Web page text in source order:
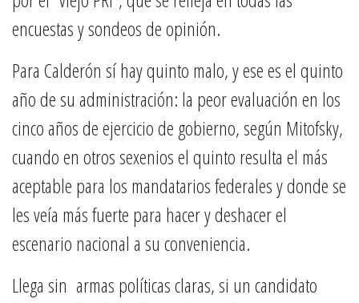
encuestas y sondeos de opinión.
Para Calderón sí hay quinto malo, y ese es el quinto
año de su administración: la peor evaluación en los
cinco años de ejercicio de gobierno, según Mitofsky,
cuando en otros sexenios el quinto resulta el más
aceptable para los mandatarios federales y donde se
les veía más fuerte para hacer y deshacer el
escenario nacional a su conveniencia.
Llega sin armas políticas claras, si un candidato